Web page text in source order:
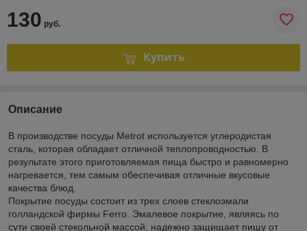
130 руб.
Купить
Описание
В производстве посуды Мetrot используется углеродистая
сталь, которая обладает отличной теплопроводностью. В
результате этого приготовляемая пища быстро и равномерно
нагревается, тем самым обеспечивая отличные вкусовые
качества блюд.
Покрытие посуды состоит из трех слоев стеклоэмали
голландской фирмы Ferro. Эмалевое покрытие, являясь по
сути своей стекольной массой, надежно защищает пищу от